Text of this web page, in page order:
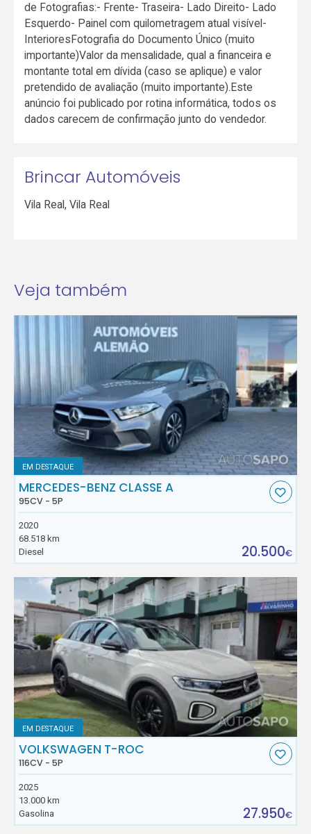
de Fotografias:- Frente- Traseira- Lado Direito- Lado
Esquerdo- Painel com quilometragem atual visível-
InterioresFotografia do Documento Único (muito
importante)Valor da mensalidade, qual a financeira e
montante total em dívida (caso se aplique) e valor
pretendido de avaliação (muito importante).Este
anúncio foi publicado por rotina informática, todos os
dados carecem de confirmação junto do vendedor.
Brincar Automóveis
Vila Real,Vila Real
Veja também
EM DESTAQUE
MERCEDES-BENZ CLASSE A
95CV - 5P
2020
68.518 km
Diesel
20.500€
EM DESTAQUE
VOLKSWAGEN T-ROC
116CV - 5P
2025
13.000 km
Gasolina
27.950€